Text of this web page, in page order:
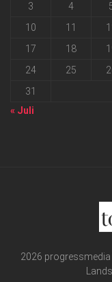
3
4
10
11
17
18
24
25
31
« Juli
2026 progressmedia